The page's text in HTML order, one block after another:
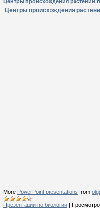
Центры происхождения растений
Центры происхождения
More PowerPoint presentations from
Презентации по биологии |